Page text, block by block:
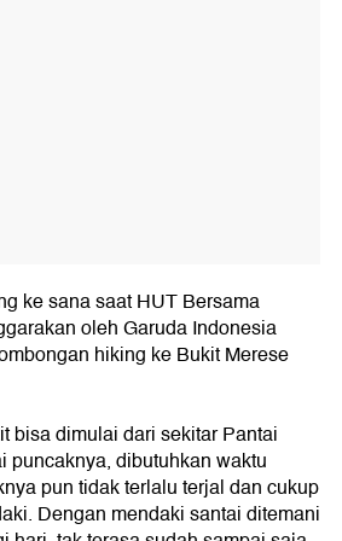
ke sana saat HUT Bersama
oleh Garuda Indonesia
hiking ke Bukit Merese
bisa dimulai dari sekitar Pantai
puncaknya, dibutuhkan waktu
pun tidak terlalu terjal dan cukup
Dengan mendaki santai ditemani